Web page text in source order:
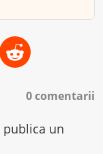
0 comentarii
un